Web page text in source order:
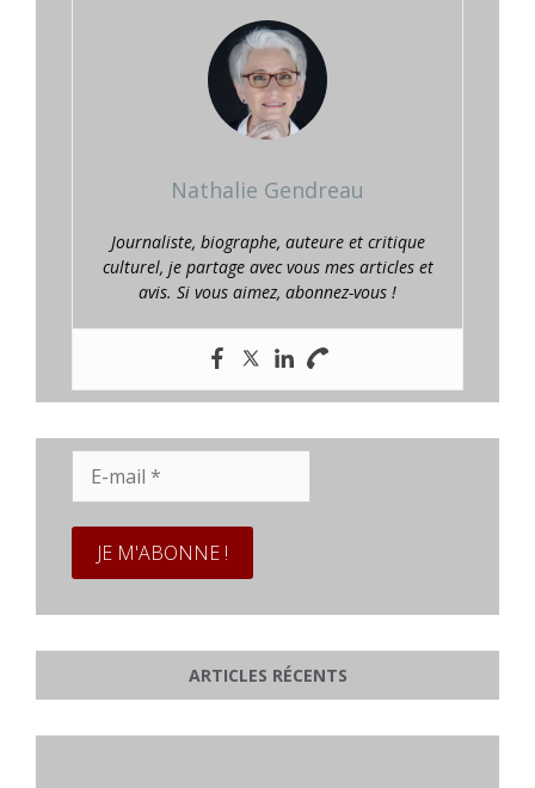
Nathalie Gendreau
Journaliste, biographe, auteure et critique
culturel, je partage avec vous mes articles et
avis. Si vous aimez, abonnez-vous !
mail
ARTICLES RÉCENTS